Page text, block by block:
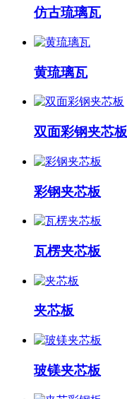
仿古琉璃瓦
黄琉璃瓦
双面彩钢夹芯板
彩钢夹芯板
瓦楞夹芯板
夹芯板
玻镁夹芯板